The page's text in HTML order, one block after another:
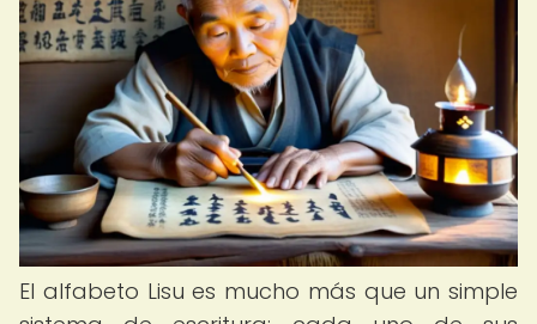
El alfabeto Lisu es mucho más que un simple